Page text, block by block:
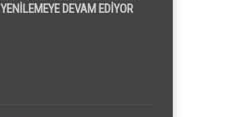
YENİLEMEYE DEVAM EDİYOR